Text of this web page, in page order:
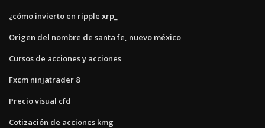
¿cómo invierto en ripple xrp_
Origen del nombre de santa fe, nuevo méxico
Cursos de acciones y acciones
Fxcm ninjatrader 8
Precio visual cfd
Cotización de acciones kmg